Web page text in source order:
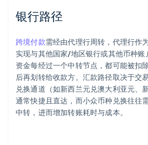
银行路径
跨境付款需经由代理行周转，代理行作
实现与其他国家/地区银行或其他币种账
资金每经过一个中转节点，都可能被扣
后再划转给收款方。汇款路径取决于交
兑换通道（如新西兰元兑澳大利亚元、
通常快捷且直达，而小众币种兑换往往
中转，进而增加转账耗时与成本。